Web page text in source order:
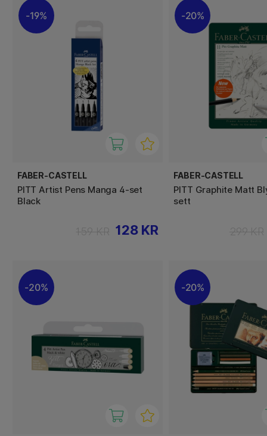
19%
FABER-CASTELL
PITT Artist Pens Manga 4-set
Black
128 KR
20%
FABER-CASTELL
PITT Graphite Matt
sett
20% 20%